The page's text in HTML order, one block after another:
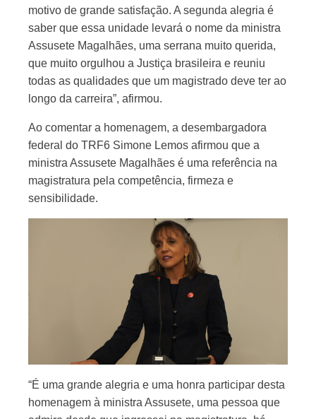
motivo de grande satisfação. A segunda alegria é
saber que essa unidade levará o nome da ministra
Assusete Magalhães, uma serrana muito querida,
que muito orgulhou a Justiça brasileira e reuniu
todas as qualidades que um magistrado deve ter ao
longo da carreira”, afirmou.
Ao comentar a homenagem, a desembargadora
federal do TRF6 Simone Lemos afirmou que a
ministra Assusete Magalhães é uma referência na
magistratura pela competência, firmeza e
sensibilidade.
“É uma grande alegria e uma honra participar desta
homenagem à ministra Assusete, uma pessoa que